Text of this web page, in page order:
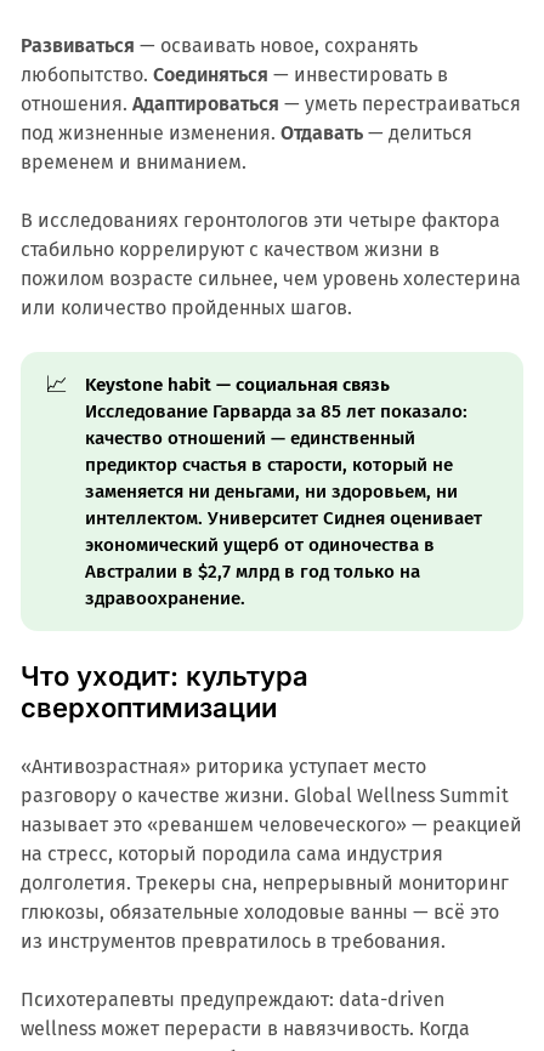
Развиваться — осваивать новое, сохранять
любопытство. Соединяться — инвестировать в
отношения. Адаптироваться — уметь перестраиваться
под жизненные изменения. Отдавать— делиться
временем и вниманием.
В исследованиях геронтологов эти четыре фактора
стабильно коррелируют с качеством жизни в
пожилом возрасте сильнее, чем уровень холестерина
или количество пройденных шагов.
📈
Keystone habit — социальная связь
Исследование Гарварда за 85 лет показало:
качество отношений — единственный
предиктор счастья в старости, который не
заменяется ни деньгами, ни здоровьем, ни
интеллектом. Университет Сиднея оценивает
экономический ущерб от одиночества в
Австралии в $2,7 млрд в год только на
здравоохранение.
Что уходит: культура
сверхоптимизации
«Антивозрастная» риторика уступает место
разговору о качестве жизни. Global Wellness Summit
называет это «реваншем человеческого» — реакцией
на стресс, который породила сама индустрия
долголетия. Трекеры сна, непрерывный мониторинг
глюкозы, обязательные холодовые ванны — всё это
из инструментов превратилось в требования.
Психотерапевты предупреждают: data-driven
wellness может перерасти в навязчивость. Когда